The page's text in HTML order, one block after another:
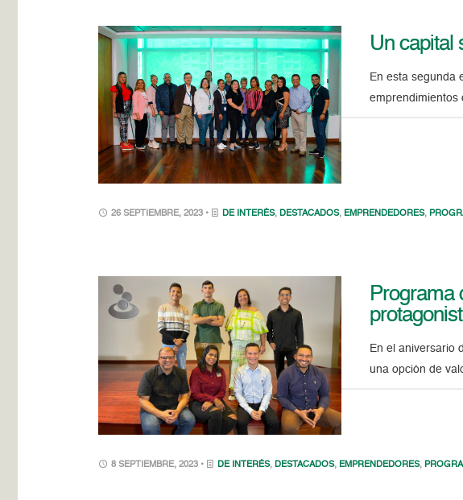
Un capital
En esta segunda
emprendimientos
26 SEPTIEMBRE, 2023 • DE INTERÉS, DESTACADOS, EMPRENDEDORES,
Programa
En el aniversario
una opción de
8 SEPTIEMBRE, 2023 • DE INTERÉS, DESTACADOS, EMPRENDEDORES,